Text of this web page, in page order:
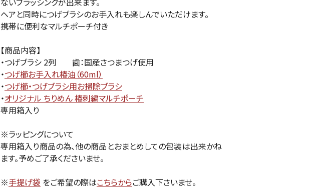
ヘアと同時につげブラシのお手入れも楽しんでいただけます。
携帯に便利なマルチポーチ付き
【商品内容】
・つげブラシ 2列 歯：国産さつまつげ使用
・つげ櫛お手入れ椿油（60ml）
・つげ櫛・つげブラシ用お掃除ブラシ
・オリジナル ちりめん 椿刺繍マルチポーチ
専用箱入り
※ラッピングについて
専用箱入り商品の為、他の商品とおまとめしての包装は出来かね
ます。予めご了承くださいませ。
※手提げ袋 をご希望の際はこちらからご購入下さいませ。